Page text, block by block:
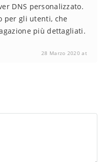
DNS personalizzato.
per gli utenti, che
più dettagliati.
28 Marzo 2020 at